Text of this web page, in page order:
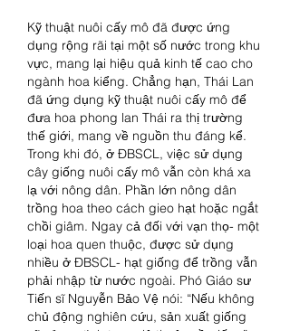
Kỹ thuật nuôi cấy mô đã được ứng
dụng rộng rãi tại một số nước trong khu
vực, mang lại hiệu quả kinh tế cao cho
ngành hoa kiểng. Chẳng hạn, Thái Lan
đã ứng dụng kỹ thuật nuôi cấy mô để
đưa hoa phong lan Thái ra thị trường
thế giới, mang về nguồn thu đáng kể.
Trong khi đó, ở ĐBSCL, việc sử dụng
cây giống nuôi cấy mô vẫn còn khá xa
lạ với nông dân. Phần lớn nông dân
trồng hoa theo cách gieo hạt hoặc ngắt
chồi giâm. Ngay cả đối với vạn thọ- một
loại hoa quen thuộc, được sử dụng
nhiều ở ĐBSCL- hạt giống để trồng vẫn
phải nhập từ nước ngoài. Phó Giáo sư
Tiến sĩ Nguyễn Bảo Vệ nói: “Nếu không
chủ động nghiên cứu, sản xuất giống